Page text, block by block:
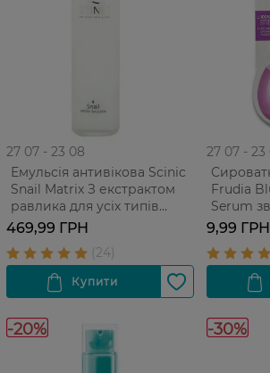
27 07 - 23 08
Емульсія антивікова Scinic
Snail Matrix З екстрактом
равлика для усіх типів
шкіри 150 мл
469,99 ГРН
27 07 - 23
Frudia
Serum
усіх
9,99 ГРН
-20% -30%